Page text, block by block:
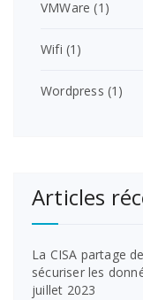
VMWare (1)
Wifi (1)
Wordpress (1)
Articles
La CISA partage
sécuriser les
juillet 2023